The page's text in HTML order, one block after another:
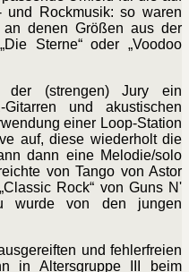
und Rockmusik: so waren
an denen Größen aus der
Sterne“ oder „Voodoo
der (strengen) Jury ein
und akustischen
einer Loop-Station
auf, diese wiederholt die
dann eine Melodie/solo
von Tango von Astor
Rock“ von Guns N'
wurde von den jungen
und fehlerfreien
in Altersgruppe III beim